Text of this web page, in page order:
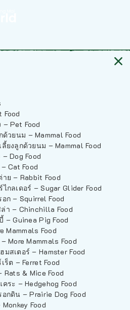
Food
– Pet Food
ด้วยนม – Mammal Food
ยงลูกด้วยนม – Mammal Food
Dog Food
Cat Food
ย – Rabbit Food
กลเดอร์ – Sugar Glider Food
ก – Squirrel Food
า – Chinchilla Food
– Guinea Pig Food
Mammals Food
More Mammals Food
มสเตอร์ – Hamster Food
ร็ต – Ferret Food
Rats & Mice Food
ระ – Hedgehog Food
อกดิน – Prairie Dog Food
Food